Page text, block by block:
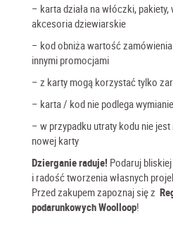
– karta działa na włóczki,
akcesoria dziewiarskie
– kod obniża wartość
innymi promocjami
– z karty mogą korzystać tylko
– karta / kod nie podlega
– w przypadku utraty kodu nie
nowej karty
Dzierganie raduje! Podaruj
i radość tworzenia własnych
Przed zakupem zapoznaj się z
podarunkowychWoolloop!